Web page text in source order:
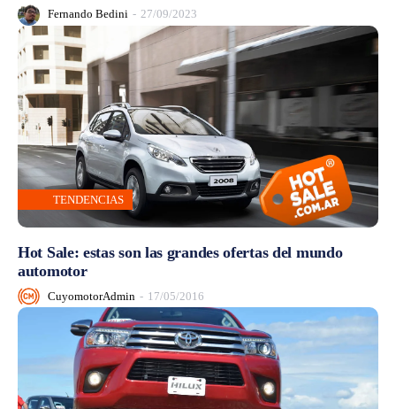
Fernando Bedini - 27/09/2023
TENDENCIAS
Hot Sale: estas son las grandes ofertas del mundo
automotor
CuyomotorAdmin - 17/05/2016